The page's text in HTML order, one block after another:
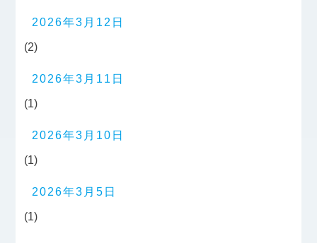
2026年3月12日
(2)
2026年3月11日
(1)
2026年3月10日
(1)
2026年3月5日
(1)